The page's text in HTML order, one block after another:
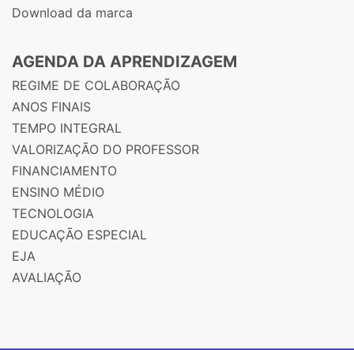
Download da marca
AGENDA DA APRENDIZAGEM
REGIME DE COLABORAÇÃO
ANOS FINAIS
TEMPO INTEGRAL
VALORIZAÇÃO DO PROFESSOR
FINANCIAMENTO
ENSINO MÉDIO
TECNOLOGIA
EDUCAÇÃO ESPECIAL
EJA
AVALIAÇÃO